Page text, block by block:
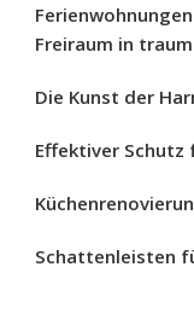
Freiraum in
Die Kunst der
Effektiver
Schattenleisten